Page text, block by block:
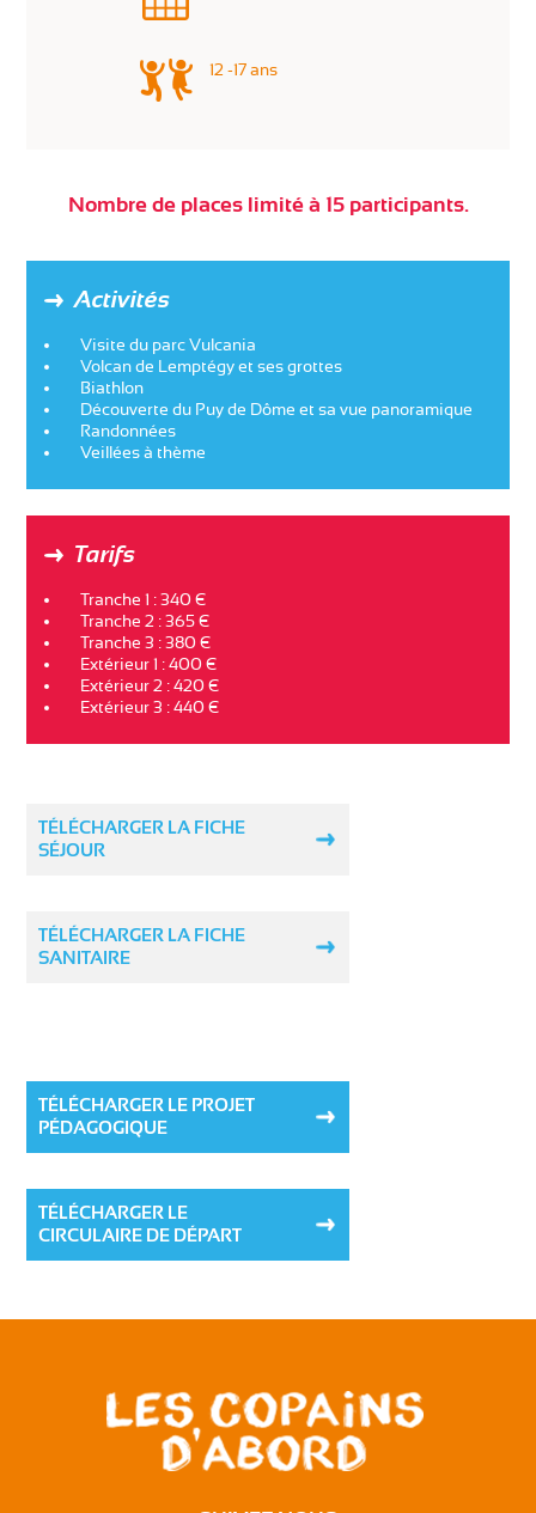
12 -17 ans
Nombre de places limité à 15 participants.
Activités
Visite du parc Vulcania
Volcan de Lemptégy et ses grottes
Biathlon
Découverte du Puy de Dôme et sa vue panoramique
Randonnées
Veillées à thème
Tarifs
Tranche 1 : 340 €
Tranche 2 : 365 €
Tranche 3 : 380 €
Extérieur 1 : 400 €
Extérieur 2 : 420 €
Extérieur 3 : 440 €
TÉLÉCHARGER LA FICHE
SÉJOUR
TÉLÉCHARGER LA FICHE
SANITAIRE
TÉLÉCHARGER LE PROJET
PÉDAGOGIQUE
TÉLÉCHARGER LE
CIRCULAIRE DE DÉPART